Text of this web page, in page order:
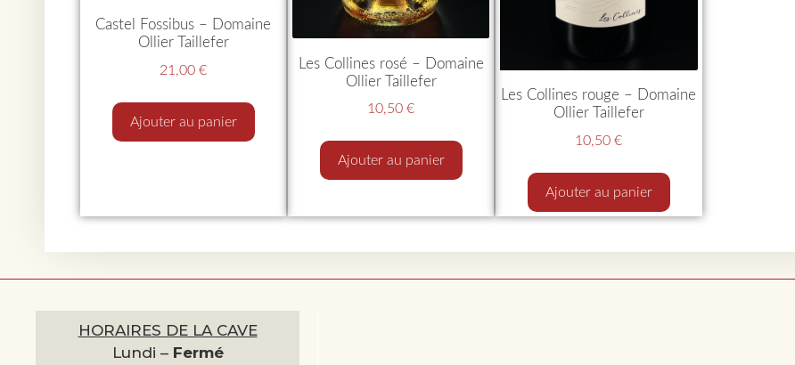
Castel Fossibus – Domaine
Ollier Taillefer
21,00€
Ajouter au panier
Les Collines rosé – Domaine
Ollier Taillefer
10,50€
Ajouter au panier
Les Collines rouge – Domaine
Ollier Taillefer
10,50€
Ajouter au panier
HORAIRES DE LA CAVE
Lundi – Fermé